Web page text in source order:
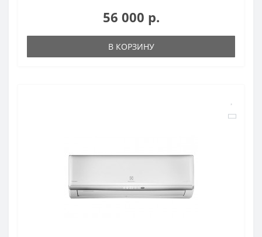
56 000 р.
В КОРЗИНУ